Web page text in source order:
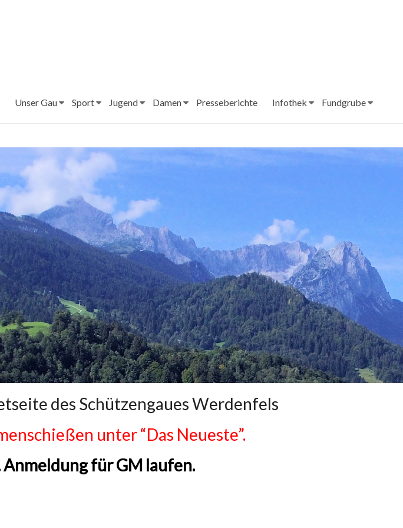
Unser Gau Sport Jugend Damen Presseberichte Infothek Fundgrube
des Schützengaues Werdenfels
unter “Das Neueste”.
für GM laufen.